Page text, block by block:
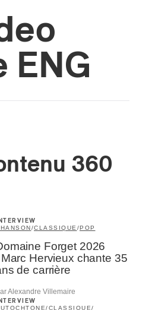
ENG
360
/CLASSIQUE /POP
Forget 2026
| Marc Hervieux chante 35
de carrière
Alexandre Villemaire
/CLASSIQUE/